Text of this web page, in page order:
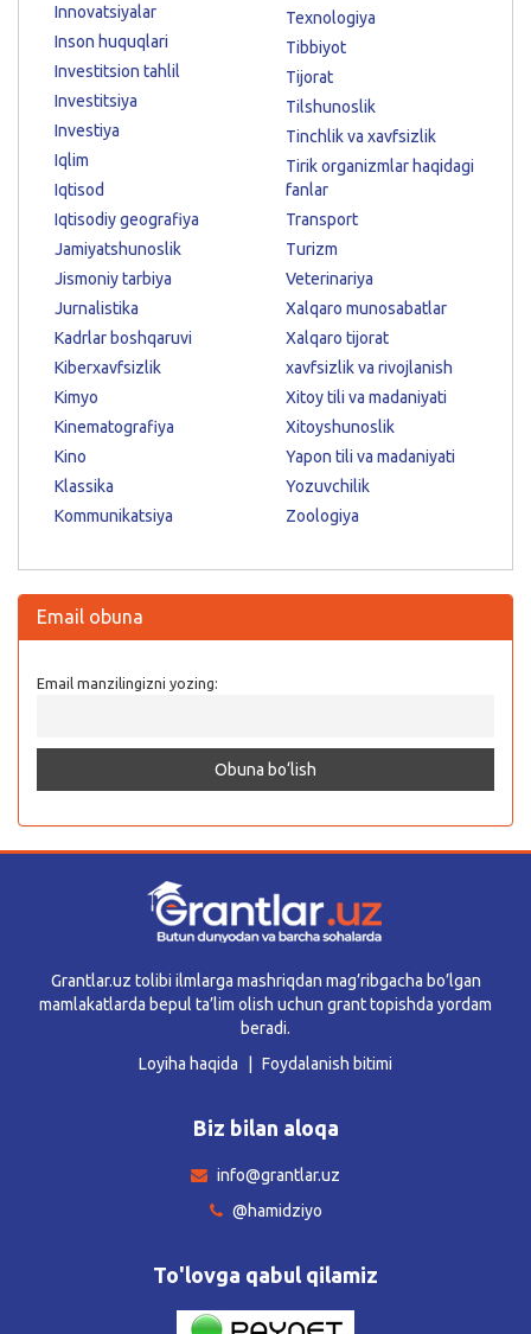
Innovatsiyalar
Inson huquqlari
Investitsion tahlil
Investitsiya
Investiya
Iqlim
Iqtisod
Iqtisodiy geografiya
Jamiyatshunoslik
Jismoniy tarbiya
Jurnalistika
Kadrlar boshqaruvi
Kiberxavfsizlik
Kimyo
Kinematografiya
Kino
Klassika
Kommunikatsiya
Texnologiya
Tibbiyot
Tijorat
Tilshunoslik
Tinchlik va xavfsizlik
Tirik organizmlar haqidagi
fanlar
Transport
Turizm
Veterinariya
Xalqaro munosabatlar
Xalqaro tijorat
xavfsizlik va rivojlanish
Xitoy tili va madaniyati
Xitoyshunoslik
Yapon tili va madaniyati
Yozuvchilik
Zoologiya
Email obuna
Email manzilingizni yozing:
Grantlar.uz tolibi ilmlarga mashriqdan mag’ribgacha bo’lgan
mamlakatlarda bepul ta’lim olish uchun grant topishda yordam
beradi.
Loyiha haqida
Foydalanish bitimi
Biz bilan aloqa
info@grantlar.uz
@hamidziyo
To'lovga qabul qilamiz